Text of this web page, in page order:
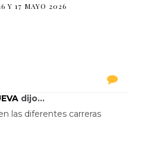
Y 17 MAYO 2026
dijo...
las diferentes carreras